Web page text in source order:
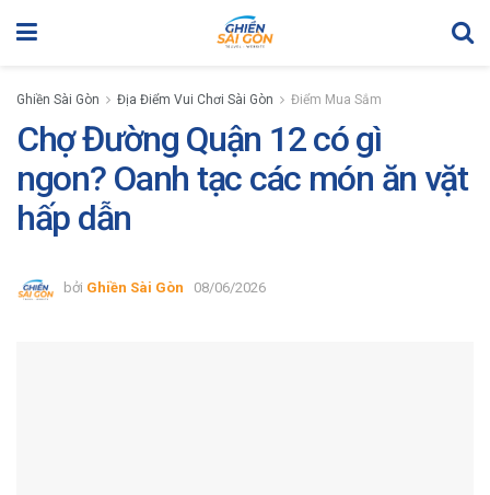
Ghiền Sài Gòn Địa Điểm Vui Chơi Sài Gòn Điểm Mua Sắm
Chợ Đường Quận 12 có gì
ngon? Oanh tạc các món ăn vặt
hấp dẫn
bởi Ghiền Sài Gòn 08/06/2026